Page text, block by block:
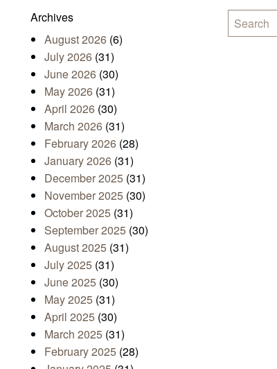
Archives
August 2026 (6)
July 2026 (31)
June 2026 (30)
May 2026 (31)
April 2026 (30)
March 2026 (31)
February 2026 (28)
January 2026 (31)
December 2025 (31)
November 2025 (30)
October 2025 (31)
September 2025 (30)
August 2025 (31)
July 2025 (31)
June 2025 (30)
May 2025 (31)
April 2025 (30)
March 2025 (31)
February 2025 (28)